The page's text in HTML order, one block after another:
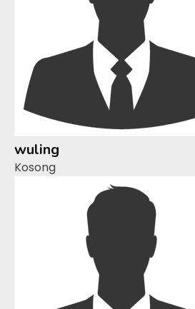
wuling
Kosong